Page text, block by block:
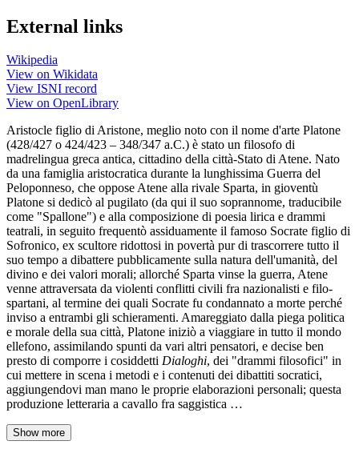
External links
Wikipedia
View on Wikidata
View ISNI record
View on OpenLibrary
Aristocle figlio di Aristone, meglio noto con il nome d'arte Platone
(428/427 o 424/423 – 348/347 a.C.) è stato un filosofo di
madrelingua greca antica, cittadino della città-Stato di Atene. Nato
da una famiglia aristocratica durante la lunghissima Guerra del
Peloponneso, che oppose Atene alla rivale Sparta, in gioventù
Platone si dedicò al pugilato (da qui il suo soprannome, traducibile
come "Spallone") e alla composizione di poesia lirica e drammi
teatrali, in seguito frequentò assiduamente il famoso Socrate figlio di
Sofronico, ex scultore ridottosi in povertà pur di trascorrere tutto il
suo tempo a dibattere pubblicamente sulla natura dell'umanità, del
divino e dei valori morali; allorché Sparta vinse la guerra, Atene
venne attraversata da violenti conflitti civili fra nazionalisti e filo-
spartani, al termine dei quali Socrate fu condannato a morte perché
inviso a entrambi gli schieramenti. Amareggiato dalla piega politica
e morale della sua città, Platone iniziò a viaggiare in tutto il mondo
ellefono, assimilando spunti da vari altri pensatori, e decise ben
presto di comporre i cosiddetti Dialoghi, dei "drammi filosofici" in
cui mettere in scena i metodi e i contenuti dei dibattiti socratici,
aggiungendovi man mano le proprie elaborazioni personali; questa
produzione letteraria a cavallo fra saggistica …
Show more